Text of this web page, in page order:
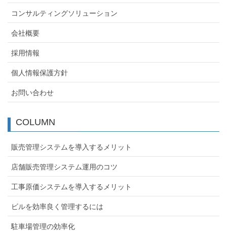
コンサルティングソリューション
会社概要
採用情報
個人情報保護方針
お問い合わせ
COLUMN
販売管理システムを導入するメリット
店舗販売管理システム運用のコツ
工事原価システムを導入するメリット
ビルを効率良く管理するには
駐車場管理の効率化